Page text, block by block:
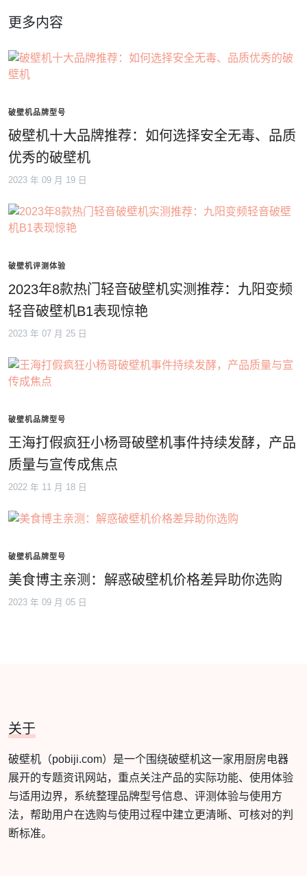
更多内容
破壁机品牌型号
破壁机十大品牌推荐：如何选择安全无毒、品质
优秀的破壁机
2023 年 09 月 19 日
破壁机评测体验
2023年8款热门轻音破壁机实测推荐：九阳变频
轻音破壁机B1表现惊艳
2023 年 07 月 25 日
破壁机品牌型号
王海打假疯狂小杨哥破壁机事件持续发酵，产品
质量与宣传成焦点
2022 年 11 月 18 日
破壁机品牌型号
美食博主亲测：解惑破壁机价格差异助你选购
2023 年 09 月 05 日
关于
破壁机（pobiji.com）是一个围绕破壁机这一家用厨房电器
展开的专题资讯网站，重点关注产品的实际功能、使用体验
与适用边界，系统整理品牌型号信息、评测体验与使用方
法，帮助用户在选购与使用过程中建立更清晰、可核对的判
断标准。